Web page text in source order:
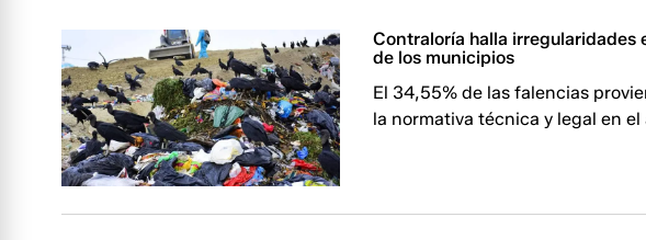
Contraloría halla irregularidades
de los municipios
El 34,55% de las falencias
la normativa técnica y legal en